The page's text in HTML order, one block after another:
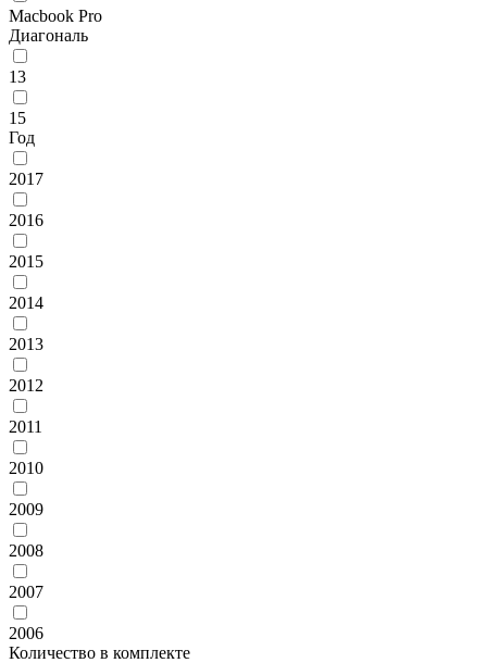
Macbook Pro
Диагональ
13
15
Год
2017
2016
2015
2014
2013
2012
2011
2010
2009
2008
2007
2006
Количество в комплекте